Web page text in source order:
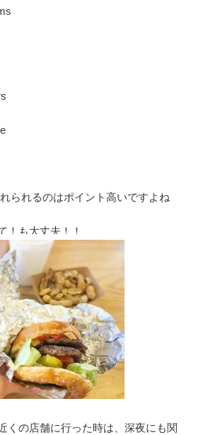
られるのはポイント高いですよね
！も大丈夫！！
くの店舗に行った時は、深夜にも関